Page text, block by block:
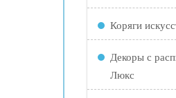
Коряги
Декоры с
Люкс